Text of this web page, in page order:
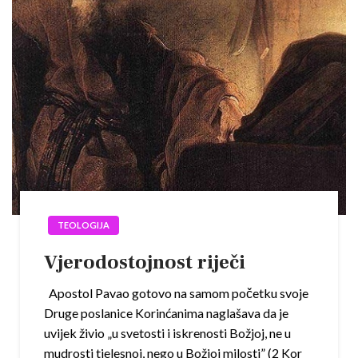
TEOLOGIJA
Vjerodostojnost riječi
Apostol Pavao gotovo na samom početku svoje
Druge poslanice Korinćanima naglašava da je
uvijek živio „u svetosti i iskrenosti Božjoj, ne u
mudrosti tjelesnoj, nego u Božjoj milosti” (2 Kor